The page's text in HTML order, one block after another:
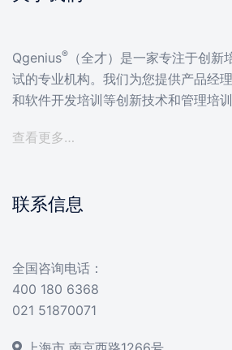
Qgenius®
（全才）是一家专注于创
试的专业机构。我们为您提供产品经
和软件开发培训等创新技术和管理培训
查看更多…
联系信息
全国咨询电话：
400 180 6368
021 51870071